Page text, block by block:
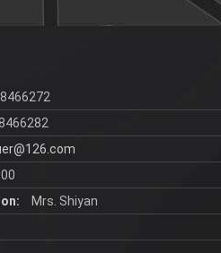
Mrs. Shiyan